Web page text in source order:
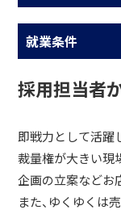
就業条件
採用担当者
即戦力として活躍
裁量権が大きい現
企画の立案などお
また、ゆくゆくは